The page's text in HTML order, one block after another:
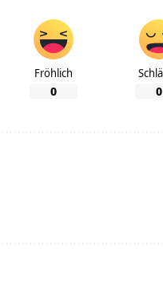
Fröhlich
0 0